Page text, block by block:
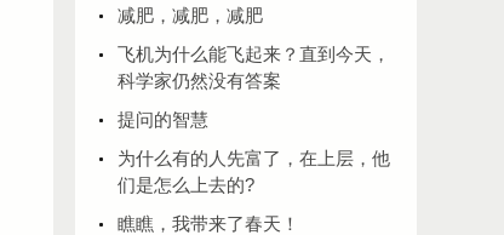
减肥，减肥，减肥
飞机为什么能飞起来？直到今天，
科学家仍然没有答案
提问的智慧
为什么有的人先富了，在上层，他
们是怎么上去的?
瞧瞧，我带来了春天！